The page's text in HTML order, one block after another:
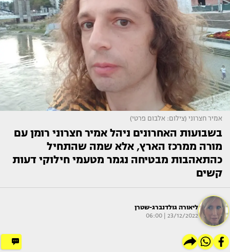
אמיר חצרוני (צילום: אלבום פרטי)
בשבועות האחרונים ניהל אמיר חצרוני רומן עם
מורה ממרכז הארץ, אלא שמה שהתחיל
כהתאהבות מבטיחה נגמר מטעמי חילוקי דעות
קשים
ליאורה גולדנברג-שטרן
23/12/2022 | 06:00